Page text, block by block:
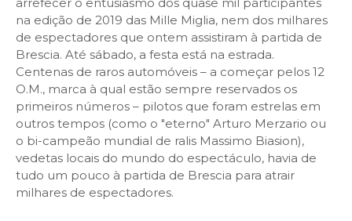
na edição de 2019 das Mille Miglia, nem dos milhares
de espectadores que ontem assistiram à partida de
Brescia. Até sábado, a festa está na estrada.
Centenas de raros automóveis – a começar pelos 12
O.M., marca à qual estão sempre reservados os
primeiros números – pilotos que foram estrelas em
outros tempos (como o "eterno" Arturo Merzario ou
o bi-campeão mundial de ralis Massimo Biasion),
vedetas locais do mundo do espectáculo, havia de
tudo um pouco à partida de Brescia para atrair
milhares de espectadores.